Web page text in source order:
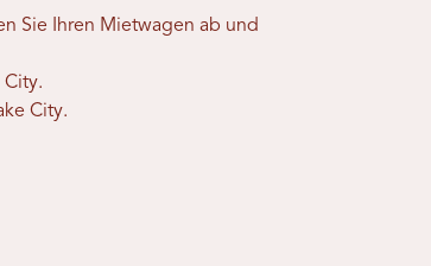
Sie Ihren Mietwagen ab und
City.
City.